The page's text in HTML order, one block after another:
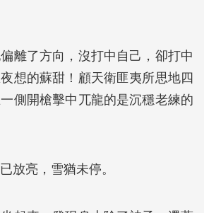
離了方向，沒打中自己，卻打中
想的蘇甜！顧天衛匪夷所思地四
側開槍擊中兀龍的是沉穩老練的
放亮，雪猶未停。